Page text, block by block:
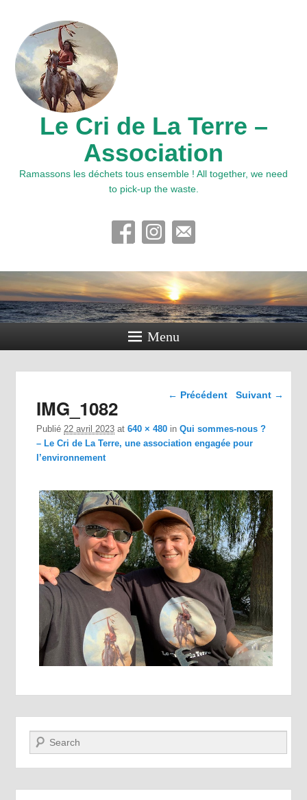
Le Cri de La Terre –
Association
Ramassons les déchets tous ensemble ! All together, we need
to pick-up the waste.
Menu
Navigation dans les
← Précédent Suivant →
IMG_1082
Publié22 avril 2023 at640 × 480 inQui sommes-nous ?
– Le Cri de La Terre, une association engagée pour
l’environnement
Recherche